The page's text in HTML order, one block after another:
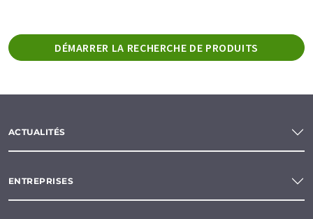
DÉMARRER LA RECHERCHE DE PRODUITS
ACTUALITÉS
ENTREPRISES